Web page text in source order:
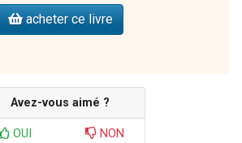
acheter ce livre
Avez-vous aimé ?
OUI NON